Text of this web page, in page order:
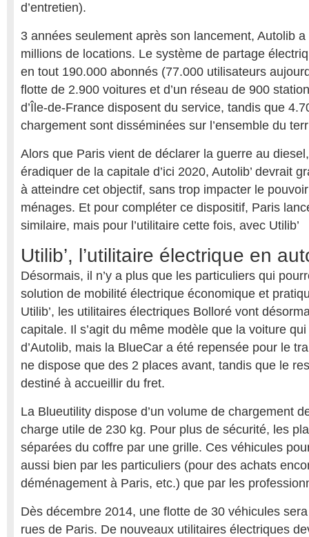
d’entretien).
3 années seulement après son lancement, Autolib
millions de locations. Le système de partage
en tout 190.000 abonnés (77.000 utilisateurs
flotte de 2.900 voitures et d’un réseau de 900
d’Île-de-France disposent du service, tandis que
chargement sont disséminées sur l’ensemble du
Alors que Paris vient de déclarer la guerre au
éradiquer de la capitale d’ici 2020, Autolib’ devrait
à atteindre cet objectif, sans trop impacter le pouvoir
ménages. Et pour compléter ce dispositif, Paris
similaire, mais pour l’utilitaire cette fois, avec Utilib’
Utilib’, l’utilitaire électrique en
Désormais, il n’y a plus que les particuliers qui
solution de mobilité électrique économique et
Utilib’, les utilitaires électriques Bolloré vont
capitale. Il s’agit du même modèle que la voiture
d’Autolib, mais la BlueCar a été repensée pour le
ne dispose que des 2 places avant, tandis que le
destiné à accueillir du fret.
La Blueutility dispose d’un volume de chargement
charge utile de 230 kg. Pour plus de sécurité, les
séparées du coffre par une grille. Ces véhicules
aussi bien par les particuliers (pour des achats
déménagement à Paris, etc.) que par les
Dès décembre 2014, une flotte de 30 véhicules
rues de Paris. De nouveaux utilitaires électriques